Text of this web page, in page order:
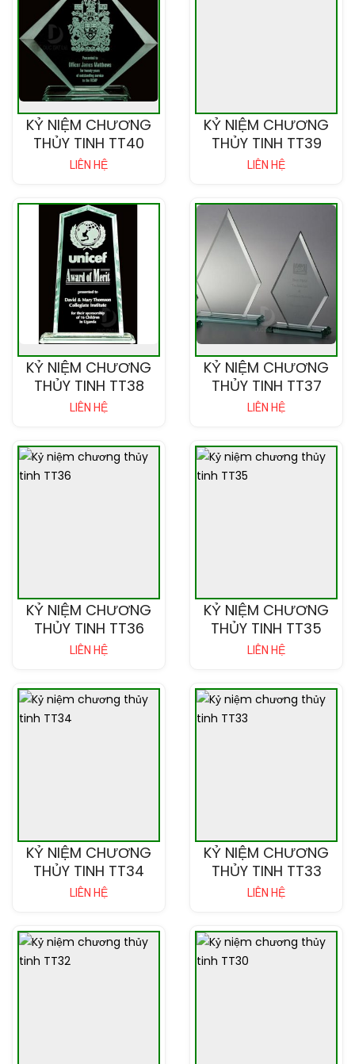
KỶ NIỆM CHƯƠNG
THỦY TINH TT40
LIÊN HỆ
KỶ NIỆM CHƯƠNG
THỦY TINH TT39
LIÊN HỆ
KỶ NIỆM CHƯƠNG
THỦY TINH TT38
LIÊN HỆ
KỶ NIỆM CHƯƠNG
THỦY TINH TT37
LIÊN HỆ
KỶ NIỆM CHƯƠNG
THỦY TINH TT36
LIÊN HỆ
KỶ NIỆM CHƯƠNG
THỦY TINH TT35
LIÊN HỆ
KỶ NIỆM CHƯƠNG
THỦY TINH TT34
LIÊN HỆ
KỶ NIỆM CHƯƠNG
THỦY TINH TT33
LIÊN HỆ